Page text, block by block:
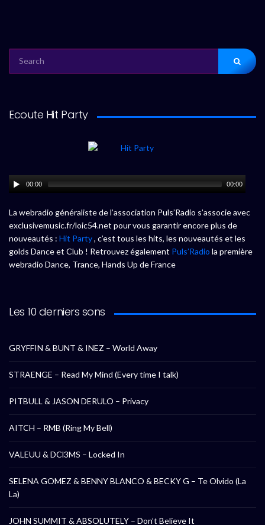
FOR:
Ecoute Hit Party
00:00 00:00
La webradio généraliste de l’association Puls’Radio s’associe avec
exclusivemusic.fr/loic54.net pour vous garantir encore plus de
nouveautés : Hit Party, c’est tous les hits, les nouveautés et les
golds Dance et Club ! Retrouvez également Puls’Radio la première
webradio Dance, Trance, Hands Up de France
Les 10 derniers sons
GRYFFIN & BUNT & INEZ – World Away
STRAENGE – Read My Mind (Every time I talk)
PITBULL & JASON DERULO – Privacy
AITCH – RMB (Ring My Bell)
VALEUU & DCl3MS – Locked In
SELENA GOMEZ & BENNY BLANCO & BECKY G – Te Olvido (La
La)
JOHN SUMMIT & ABSOLUTELY – Don’t Believe It